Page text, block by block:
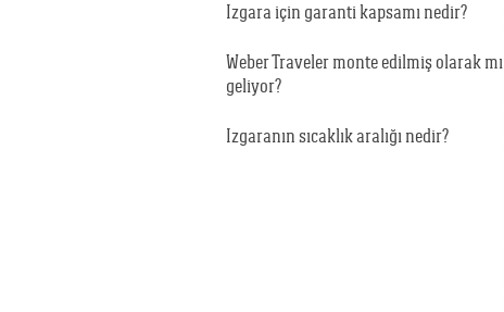
Izgara için garanti kapsamı nedir?
Weber Traveler monte edilmiş olarak mı
geliyor?
Izgaranın sıcaklık aralığı nedir?